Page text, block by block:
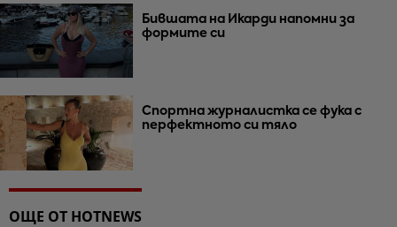
Бившата на Икарди напомни за
формите си
Спортна журналистка се фука с
перфектното си тяло
ОЩЕ ОТ HOTNEWS